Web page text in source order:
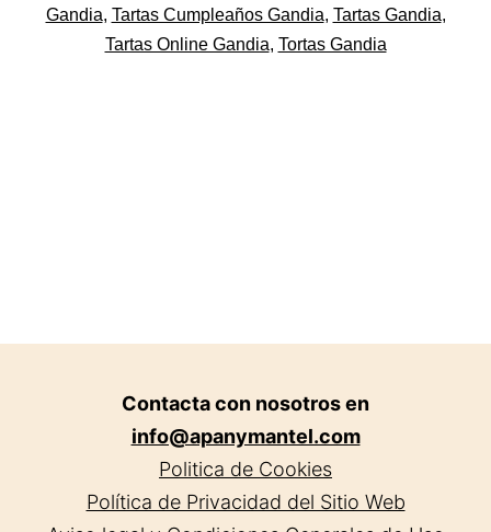
en
Gandía.
Pastelerías
Gandia, Tartas Cumpleaños Gandia, Tartas Gandia,
Tartas Online Gandia, Tortas Gandia
Contacta con nosotros en
info@apanymantel.com
Politica de Cookies
Política de Privacidad del Sitio Web